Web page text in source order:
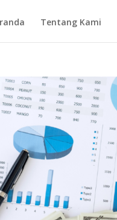
Tentang Kami